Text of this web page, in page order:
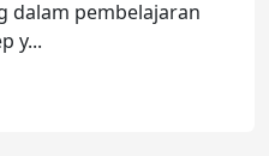
dalam pembelajaran
y...